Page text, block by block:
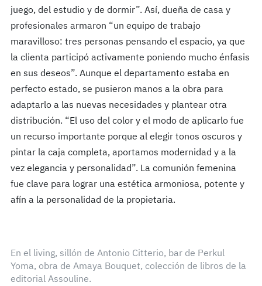
juego, del estudio y de dormir”. Así, dueña de casa y
profesionales armaron “un equipo de trabajo
maravilloso: tres personas pensando el espacio, ya que
la clienta participó activamente poniendo mucho énfasis
en sus deseos”. Aunque el departamento estaba en
perfecto estado, se pusieron manos a la obra para
adaptarlo a las nuevas necesidades y plantear otra
distribución. “El uso del color y el modo de aplicarlo fue
un recurso importante porque al elegir tonos oscuros y
pintar la caja completa, aportamos modernidad y a la
vez elegancia y personalidad”. La comunión femenina
fue clave para lograr una estética armoniosa, potente y
afín a la personalidad de la propietaria.
En el living, sillón de Antonio Citterio, bar de Perkul
Yoma, obra de Amaya Bouquet, colección de libros de la
editorial Assouline.